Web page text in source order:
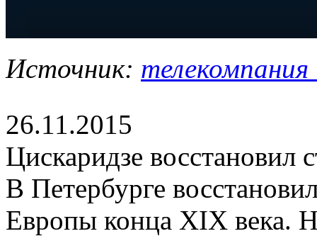
Источник:
26.11.2015
Цискаридзе восстановил
В Петербурге
Европы конца XIX века.